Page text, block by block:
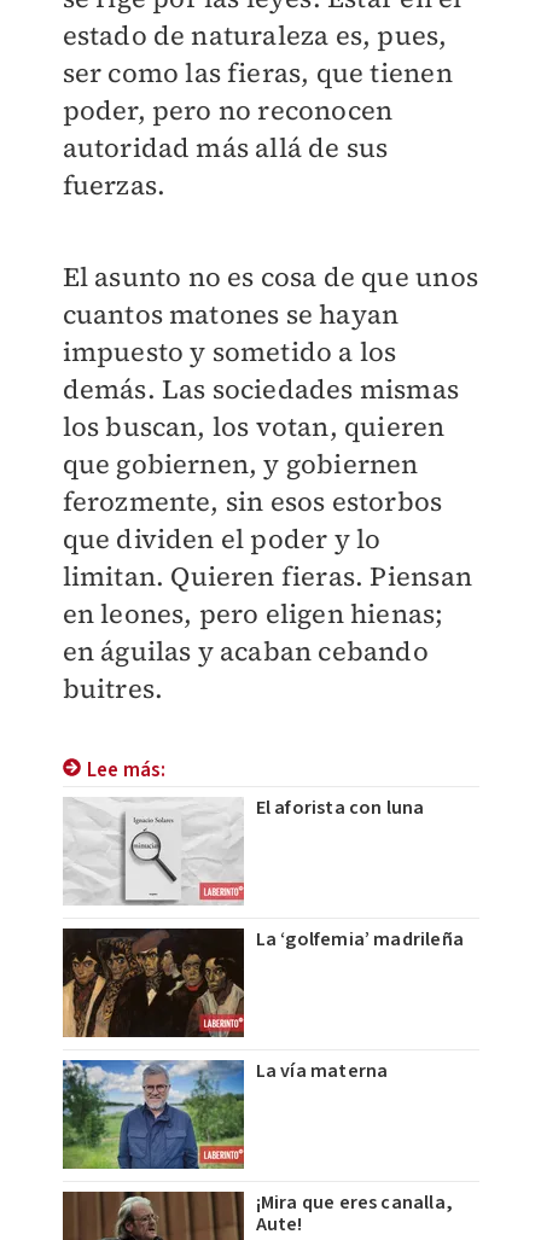
estado de naturaleza es, pues,
ser como las fieras, que tienen
poder, pero no reconocen
autoridad más allá de sus
fuerzas.
El asunto no es cosa de que unos
cuantos matones se hayan
impuesto y sometido a los
demás. Las sociedades mismas
los buscan, los votan, quieren
que gobiernen, y gobiernen
ferozmente, sin esos estorbos
que dividen el poder y lo
limitan. Quieren fieras. Piensan
en leones, pero eligen hienas;
en águilas y acaban cebando
buitres.
Lee más:
El aforista con luna
La ‘golfemia’ madrileña
La vía materna
¡Mira que eres canalla,
Aute!